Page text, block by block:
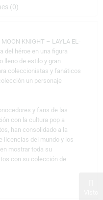
(0)
MOON KNIGHT – LAYLA EL-
del héroe en una figura
lleno de estilo y gran
coleccionistas y fanáticos
un personaje
y fans de las
con la cultura pop a
han consolidado a la
licencias del mundo y los
mostrar toda su
con su colección de